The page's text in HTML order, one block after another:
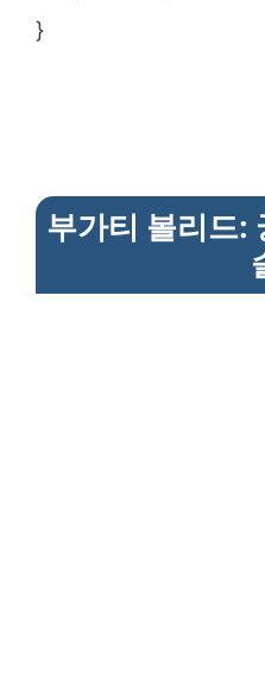
}
부가티 볼리드: